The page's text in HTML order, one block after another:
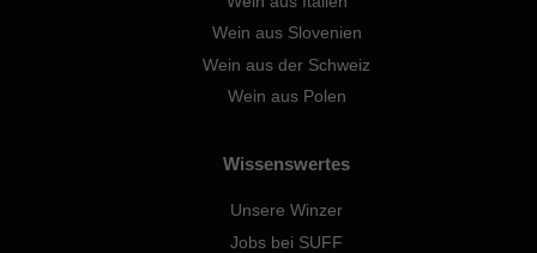
Wein aus Slovenien
Wein aus der Schweiz
Wein aus Polen
Wissenswertes
Unsere Winzer
Jobs bei SUFF